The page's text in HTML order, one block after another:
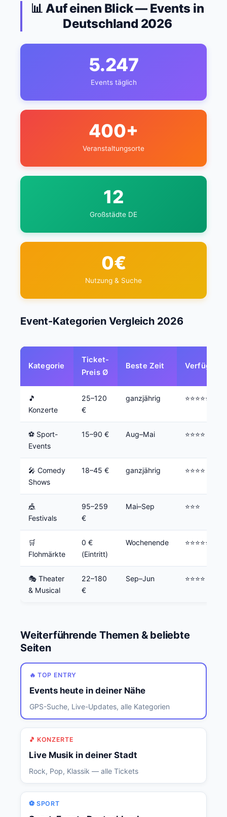
📊 Auf einen Blick — Events in
Deutschland 2026
5.247
Events täglich
400+
Veranstaltungsorte
12
Großstädte DE
0€
Nutzung & Suche
Event-Kategorien Vergleich 2026
Kategorie
Ticket-
Preis Ø
Beste Zeit
🎵
Konzerte
25–120
€
ganzjährig ⭐⭐⭐⭐⭐
⚽ Sport-
Events
15–90 € Aug–Mai ⭐⭐⭐⭐
🎤 Comedy
Shows
18–45 € ganzjährig ⭐⭐⭐⭐
🎪
Festivals
95–259
€
Mai–Sep ⭐⭐⭐
🛒
Flohmärkte
0 €
(Eintritt)
Wochenende ⭐⭐⭐⭐⭐
🎭 Theater
& Musical
22–180
€
Sep–Jun ⭐⭐⭐⭐
Weiterführende Themen & beliebte
Seiten
🔥 TOP ENTRY
Events heute in deiner Nähe
GPS-Suche, Live-Updates, alle Kategorien
🎵 KONZERTE
Live Musik in deiner Stadt
Rock, Pop, Klassik — alle Tickets
⚽ SPORT